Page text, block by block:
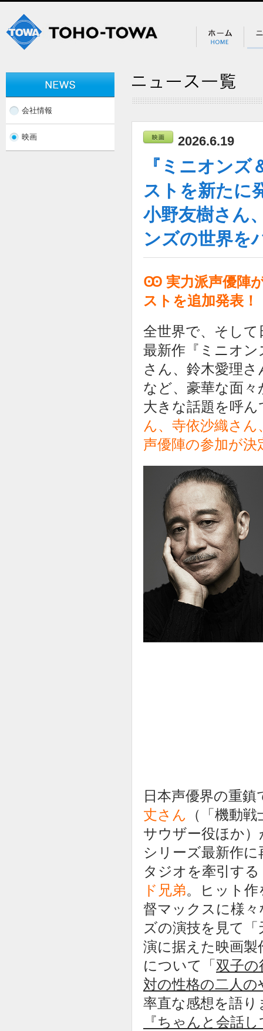
2026.6.19
『ミニオン
ストを新たに
小野友樹さん
ンズの世界を
Ꙭ 実力派声優陣
ストを追加発表！
全世界で、そし
最新作『ミニオ
さん、鈴木愛理
など、豪華な面
大きな話題を呼
ん、寺依沙織さ
声優陣の参加が決
日本声優界の重
丈さん
（「機動
サウザー役ほか
シリーズ最新作
タジオを牽引する
ド兄弟。ヒット
督マックスに様
ズの演技を見て
演に据えた映画
について「 双子
対の性格の二人
率直な感想を語
『ちゃんと会話
会社情報
映画